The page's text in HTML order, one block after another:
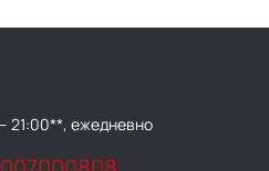
21:00**, ежедневно